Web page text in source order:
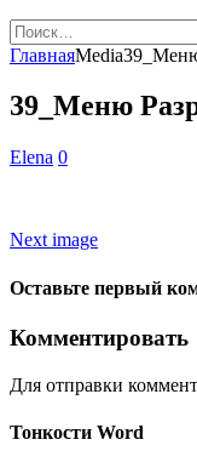
Найти:
ГлавнаяMedia
39_Меню
Elena 0
Next image
Оставьте первый
Комментировать
Для отправки
Тонкости Word